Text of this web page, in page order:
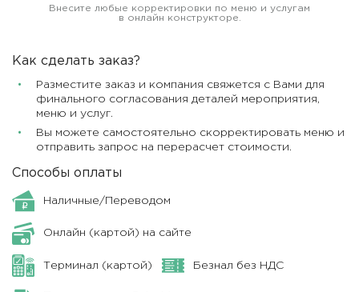
Внесите любые корректировки по меню и услугам
в онлайн конструкторе.
Как сделать заказ?
Разместите заказ и компания свяжется с Вами для
финального согласования деталей мероприятия,
меню и услуг.
Вы можете самостоятельно скорректировать меню и
отправить запрос на перерасчет стоимости.
Способы оплаты
Наличные/Переводом
Онлайн (картой) на сайте
Терминал (картой) Безнал без НДС